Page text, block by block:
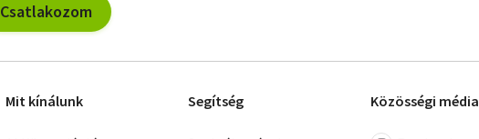
Csatlakozom
Mit kínálunk Segítség Közösségi média